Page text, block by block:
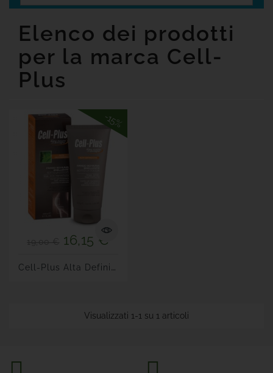
Tutte
Marche
Elenco dei prodotti
per la marca Cell-
Plus
-15%
16,15 €
C
Ell-Plus Alta Definizione...
Visualizzati 1-1 su 1 articoli